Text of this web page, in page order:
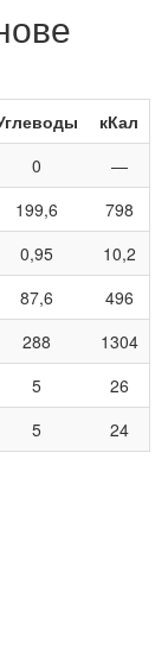
кКал
0
—
199,6
798
0,95
10,2
87,6
496
288
1304
5
26
5 24